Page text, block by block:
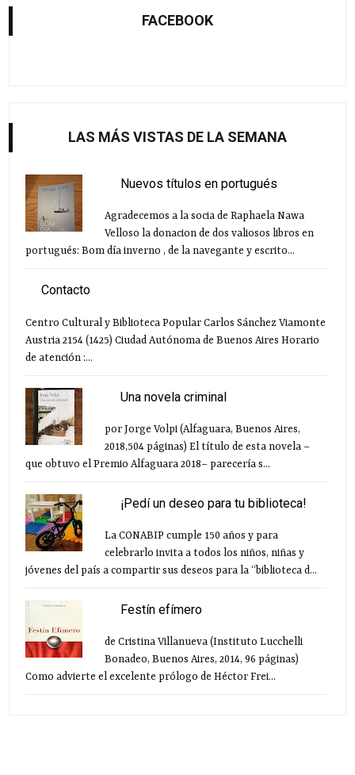
FACEBOOK
LAS MÁS VISTAS DE LA SEMANA
Nuevos títulos en portugués
Agradecemos a la socia de Raphaela Nawa
Velloso la donacion de dos valiosos libros en
portugués: Bom día inverno , de la navegante y escrito...
Contacto
Centro Cultural y Biblioteca Popular Carlos Sánchez Viamonte
Austria 2154 (1425) Ciudad Autónoma de Buenos Aires Horario
de atención :...
Una novela criminal
por Jorge Volpi (Alfaguara, Buenos Aires,
2018,504 páginas) El título de esta novela –
que obtuvo el Premio Alfaguara 2018– parecería s...
¡Pedí un deseo para tu biblioteca!
La CONABIP cumple 150 años y para
celebrarlo invita a todos los niños, niñas y
jóvenes del país a compartir sus deseos para la “biblioteca d...
Festín efímero
de Cristina Villanueva (Instituto Lucchelli
Bonadeo, Buenos Aires, 2014, 96 páginas)
Como advierte el excelente prólogo de Héctor Frei...